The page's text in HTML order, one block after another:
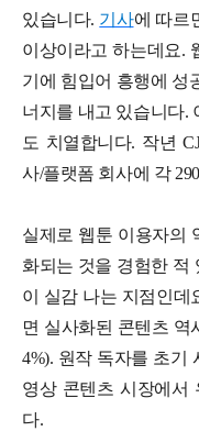
있습니다. 기사에 따르
이상이라고 하는데요.
기에 힘입어 흥행에 성
너지를 내고 있습니다.
도 치열합니다. 작년
사/플랫폼 회사에 각
실제로 웹툰 이용자의
화되는 것을 경험한 적
이 실감 나는 지점인데
면 실사화된 콘텐츠 역
4%). 원작 독자를 초기
영상 콘텐츠 시장에서
다.